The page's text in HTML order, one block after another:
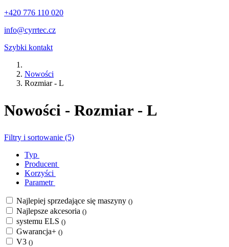
+420 776 110 020
info@cyrrtec.cz
Szybki kontakt
Nowości
Rozmiar - L
Nowości - Rozmiar - L
Filtry i sortowanie (5)
Typ
Producent
Korzyści
Parametr
Najlepiej sprzedające się maszyny ()
Najlepsze akcesoria ()
systemu ELS ()
Gwarancja+ ()
V3 ()